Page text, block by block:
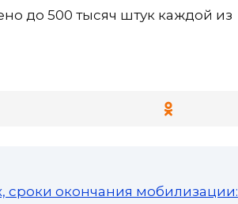
до 500 тысяч штук каждой из
сроки окончания мобилизации: